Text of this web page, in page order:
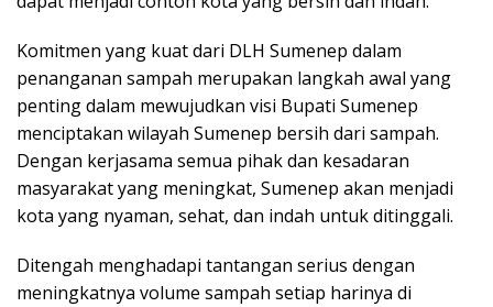
Komitmen yang kuat dari DLH Sumenep dalam
penanganan sampah merupakan langkah awal yang
penting dalam mewujudkan visi Bupati Sumenep
menciptakan wilayah Sumenep bersih dari sampah.
Dengan kerjasama semua pihak dan kesadaran
masyarakat yang meningkat, Sumenep akan menjadi
kota yang nyaman, sehat, dan indah untuk ditinggali.
Ditengah menghadapi tantangan serius dengan
meningkatnya volume sampah setiap harinya di